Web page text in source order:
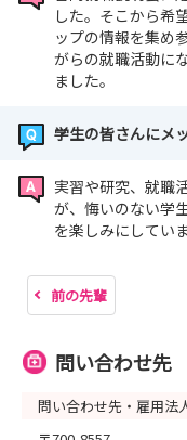
した。そこから希
ップの情報を集め
がらの就職活動に
ました。
学生の皆さんにメ
実習や研究、就職
が、悔いのない学
を楽しみにしていま
前の先輩
問い合わせ先
問い合わせ先・雇用法